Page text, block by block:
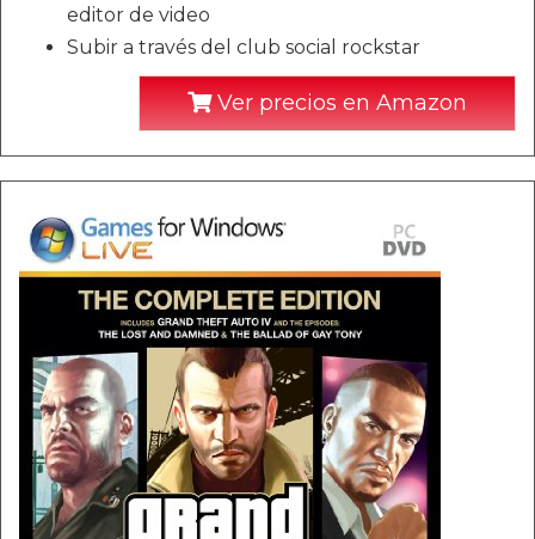
editor de video
Subir a través del club social rockstar
Ver precios en Amazon